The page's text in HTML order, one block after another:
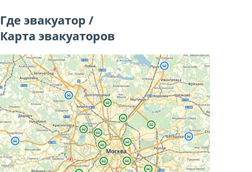
Где эвакуатор /
Карта эвакуаторов